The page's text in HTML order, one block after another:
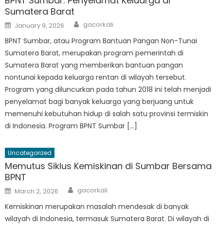
Sumatera Barat
Posted
on
January 9, 2026 Author
gacorkali
BPNT Sumbar, atau Program Bantuan Pangan Non-Tunai
Sumatera Barat, merupakan program pemerintah di
Sumatera Barat yang memberikan bantuan pangan
nontunai kepada keluarga rentan di wilayah tersebut.
Program yang diluncurkan pada tahun 2018 ini telah menjadi
penyelamat bagi banyak keluarga yang berjuang untuk
memenuhi kebutuhan hidup di salah satu provinsi termiskin
di Indonesia. Program BPNT Sumbar […]
Uncategorized
Memutus Siklus Kemiskinan di Sumbar Bersama
BPNT
Posted
on
March 2, 2026 Author
gacorkali
Kemiskinan merupakan masalah mendesak di banyak
wilayah di Indonesia, termasuk Sumatera Barat. Di wilayah di